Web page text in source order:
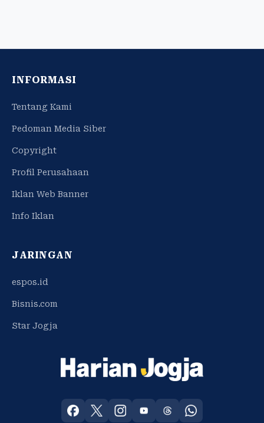
INFORMASI
Tentang Kami
Pedoman Media Siber
Copyright
Profil Perusahaan
Iklan Web Banner
Info Iklan
JARINGAN
espos.id
Bisnis.com
Star Jogja